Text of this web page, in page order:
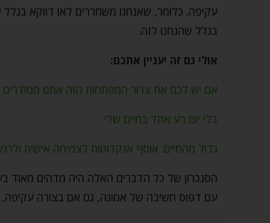
עקיפה. כלומר, שאנחנו משחררים לאו דווקא
בגלל שהנחנו לזה.
אולי גם זה יעניין אתכם:
אם יש לכם את צרור המפתחות הזה אתם מסודרים
בלי יום רע אחד בחיים שלי
גדול מהחיים: אוסף אנקדוטות לצמיחה אישית
הסנכרון של כל הדברים האלה היה מדהים מאוד
עם דפוס חשיבה של אמונה, גם אם בצורה עקיפה,